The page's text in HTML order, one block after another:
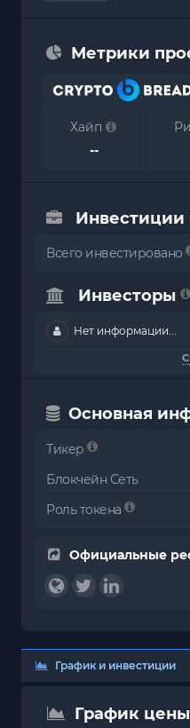
Метрики
Хайп
--
Инвестиции
Всего инвестировано
Инвесторы
Нет информации...
Основная
Тикер
Блокчейн Сеть
Роль токена
Официальные
График и инвестиции
График цены